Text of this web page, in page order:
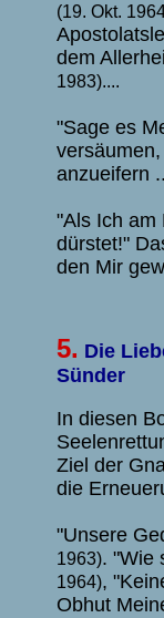
(19. Okt.
dem
1983)....
"Sage es
anzueifern
"Als Ich am
dürstet!"
den Mir
5. Die
Sünder
In diesen
Ziel der
die
"Unsere
1963). "Wie
1964),
Obhut